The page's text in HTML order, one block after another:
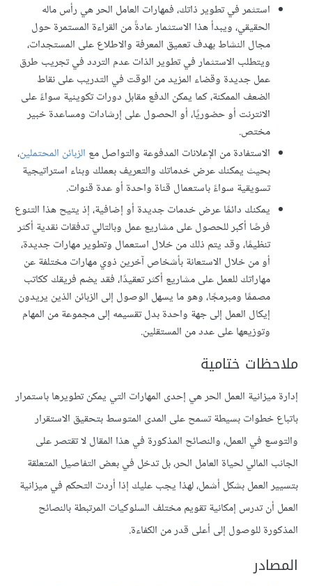
استثمر في تطوير ذاتك، فمهارات العامل الحر هي رأس ماله
الحقيقي، ويبدأ هذا الاستثمار عادةً من القراءة المستمرة حول
مجال النشاط بهدف تعميق المعرفة والاطلاع على المستجدات،
ويتطلب الاستثمار في تطوير الذات عدم التردد في تجريب طرق
عمل جديدة وقضاء المزيد من الوقت في التدريب على نقاط
الضعف الممكنة، كما يمكن الدفع مقابل دورات تكوينية سواءً على
الانترنت أو حضوريًا، أو الحصول على إرشادات ومساعدة خبير
مختص.
الاستفادة من الإعلانات المدفوعة والتواصل مع الزبائن المحتملين،
بحيث يمكنك عرض خدماتك والتعريف بعملك وبناء استراتيجية
تسويقية سواءً باستعمال قناة واحدة أو عدة قنوات.
يمكنك دائمًا عرض خدمات جديدة أو إضافية، إذ يتيح هذا التنوع
فرصًا أكبر للحصول على مشاريع عمل وبالتالي تدفقات نقدية أكثر
تنظيمًا، وقد يتم ذلك من خلال استعمال وتطوير مهارات جديدة،
أو من خلال الاستعانة بأشخاص آخرين ذوي مهارات مختلفة عن
مهاراتك للعمل على مشاريع أكثر تعقيدًا، فقد يضم فريقك ككاتب
مصممًا ومبرمجًا، وهو ما يسهل الوصول إلى الزبائن الذين يريدون
إيكال العمل إلى جهة واحدة بدل تقسيمه إلى مجموعة من المهام
وتوزيعها على عدد من المستقلين.
ملاحظات ختامية
إدارة ميزانية العمل الحر هي إحدى المهارات التي يمكن تطويرها باستمرار
باتباع خطوات بسيطة تسمح على المدى المتوسط بتحقيق الاستقرار
والتوسع في العمل، والنصائح المذكورة في هذا المقال لا تقتصر على
الجانب المالي لحياة العامل الحر، بل تدخل في بعض التفاصيل المتعلقة
بتسيير العمل بشكل أشمل، لهذا يجب عليك إذا أردت التحكم في ميزانية
العمل أن تدرس إمكانية تقويم مختلف السلوكيات المرتبطة بالنصائح
المذكورة للوصول إلى أعلى قدر من الكفاءة.
المصادر